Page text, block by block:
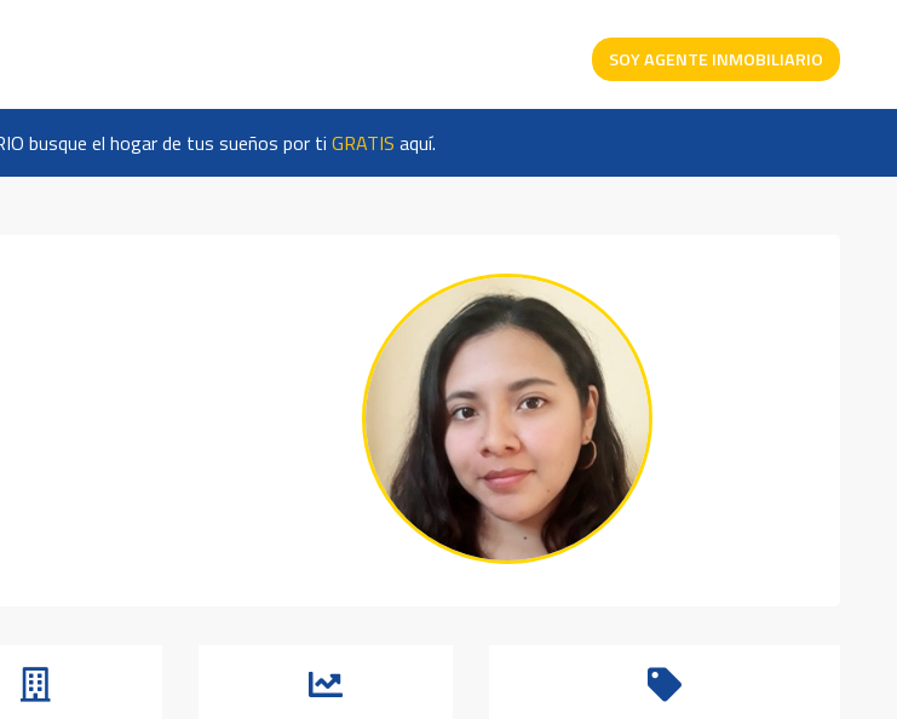
SOY AGENTE INMOBILIARIO
busque el hogar de tus sueños por ti GRATIS aquí.